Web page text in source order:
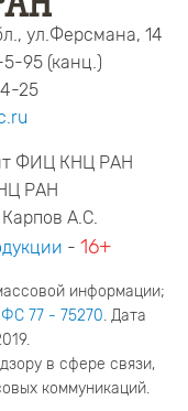
ул.Ферсмана, 14
95 (канц.)
25
ФИЦ КНЦ РАН
РАН
А.С.
- 16+
информации;
77 - 75270. Дата
в сфере связи,
коммуникаций.